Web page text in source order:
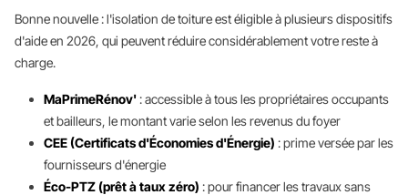
Bonne nouvelle : l'isolation de toiture est éligible à plusieurs dispositifs
d'aide en 2026, qui peuvent réduire considérablement votre reste à
charge.
MaPrimeRénov': accessible à tous les propriétaires occupants
et bailleurs, le montant varie selon les revenus du foyer
CEE (Certificats d'Économies d'Énergie) : prime versée par les
fournisseurs d'énergie
Éco-PTZ (prêt à taux zéro) : pour financer les travaux sans